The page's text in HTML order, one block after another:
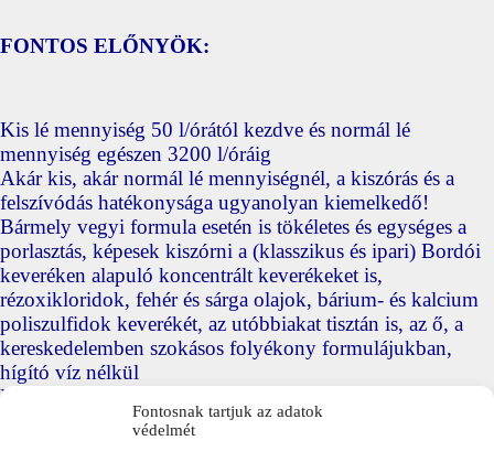
Fontosnak tartjuk az adatok
védelmét
FONTOS ELŐNYÖK:
Kis lé mennyiség 50 l/órától kezdve és normál lé
mennyiség egészen 3200 l/óráig
Akár kis, akár normál lé mennyiségnél, a kiszórás és a
felszívódás hatékonysága ugyanolyan kiemelkedő!
Bármely vegyi formula esetén is tökéletes és egységes a
porlasztás, képesek kiszórni a (klasszikus és ipari) Bordói
keveréken alapuló koncentrált keverékeket is,
rézoxikloridok, fehér és sárga olajok, bárium- és kalcium
poliszulfidok keverékét, az utóbbiakat tisztán is, az ő, a
kereskedelemben szokásos folyékony formulájukban,
hígító víz nélkül
Nincs, eltömődés, fúvókakopás
A folyadékellátás azonnali és pontos szabályozhatósága